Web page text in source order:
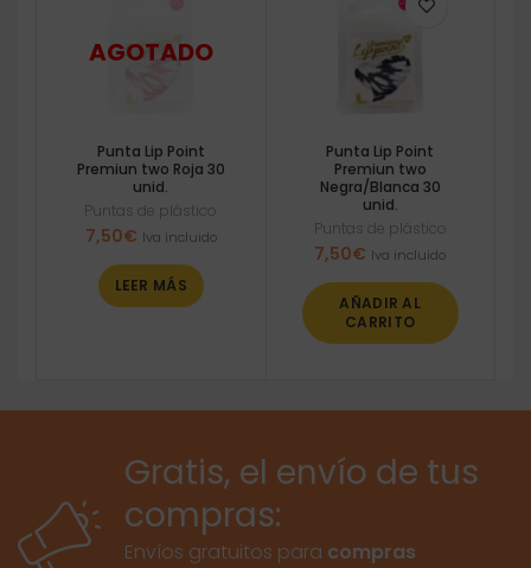
Punta Lip Point
Premiun two Roja 30
unid.
Puntas de plástico
7,50€ Iva incluido
LEER MÁS
Punta Lip Point
Premiun two
Negra/Blanca 30
unid.
Puntas de plástico
7,50€ Iva incluido
AÑADIR AL
CARRITO
Gratis, el envío de tus
compras:
Envíos gratuitos para compras